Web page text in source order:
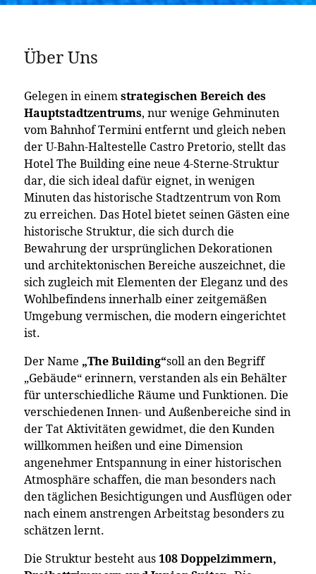
Über Uns
Gelegen in einemstrategischen Bereich des
Hauptstadtzentrums, nur wenige Gehminuten
vom Bahnhof Termini entfernt und gleich neben
der U-Bahn-Haltestelle Castro Pretorio, stellt das
Hotel The Building eine neue 4-Sterne-Struktur
dar, die sich ideal dafür eignet, in wenigen
Minuten das historische Stadtzentrum von Rom
zu erreichen. Das Hotel bietet seinen Gästen eine
historische Struktur, die sich durch die
Bewahrung der ursprünglichen Dekorationen
und architektonischen Bereiche auszeichnet, die
sich zugleich mit Elementen der Eleganz und des
Wohlbefindens innerhalb einer zeitgemäßen
Umgebung vermischen, die modern eingerichtet
ist.
Der Name „The Building“soll an den Begriff
„Gebäude“ erinnern, verstanden als ein Behälter
für unterschiedliche Räume und Funktionen. Die
verschiedenen Innen- und Außenbereiche sind in
der Tat Aktivitäten gewidmet, die den Kunden
willkommen heißen und eine Dimension
angenehmer Entspannung in einer historischen
Atmosphäre schaffen, die man besonders nach
den täglichen Besichtigungen und Ausflügen oder
nach einem anstrengen Arbeitstag besonders zu
schätzen lernt.
Die Struktur besteht aus108 Doppelzimmern,